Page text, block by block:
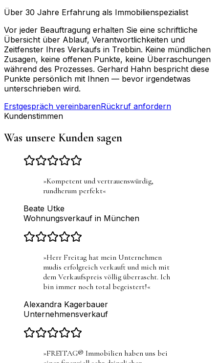
Über 30 Jahre Erfahrung als Immobilienspezialist
Vor jeder Beauftragung erhalten Sie eine schriftliche
Übersicht über Ablauf, Verantwortlichkeiten und
Zeitfenster Ihres Verkaufs in Trebbin. Keine mündlichen
Zusagen, keine offenen Punkte, keine Überraschungen
während des Prozesses. Gerhard Hahn bespricht diese
Punkte persönlich mit Ihnen — bevor irgendetwas
unterschrieben wird.
Erstgespräch vereinbarenRückruf anfordern
Kundenstimmen
Was unsere Kunden sagen
»Kompetent und vertrauenswürdig,
rundherum perfekt«
Beate Utke
Wohnungsverkauf in München
»Herr Freitag hat mein Unternehmen
mudis erfolgreich verkauft und mich mit
dem Verkaufspreis völlig überrascht. Ich
bin immer noch total begeistert!«
Alexandra Kagerbauer
Unternehmensverkauf
»FREITAG® Immobilien haben uns bei